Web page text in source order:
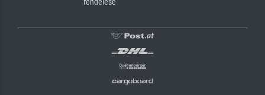
rendelése